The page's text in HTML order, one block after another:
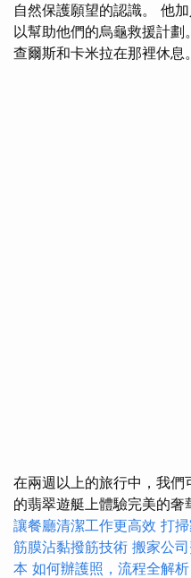
自然保護願望的認識。 他
以幫助他們的烏龜救援計劃
查爾斯和卡米拉在那裡休息。
在兩週以上的旅行中，我
的翡翠遊艇上體驗完美的奢
讓餐廳清潔工作更高效 打
筋膜沾黏撥筋技術 搬家公
本 如何辦護照，流程全解析